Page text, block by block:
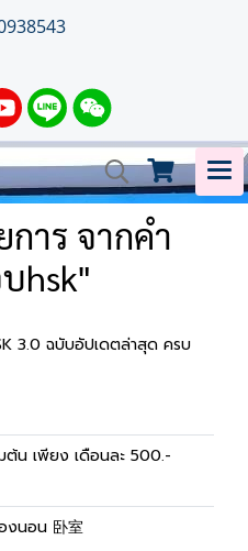
าร จากคำ
hsk"
3.0 ฉบับอัปเดตล่าสุด ครบ
ต้น เพียง เดือนละ 500.-
งนอน 卧室